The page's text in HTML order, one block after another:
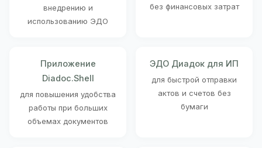
внедрению и
использованию ЭДО
без финансовых затрат
Приложение
Diadoc.Shell
для повышения удобства
работы при больших
объемах документов
ЭДО Диадок для ИП
для быстрой отправки
актов и счетов без
бумаги